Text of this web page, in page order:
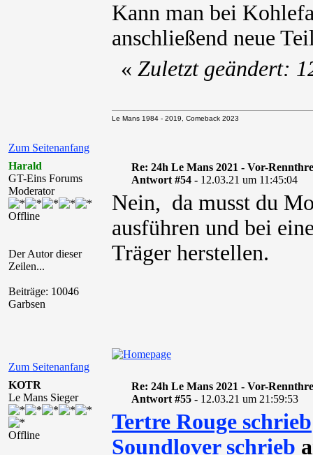
Kann man bei
anschließend neue
Zum Seitenanfang
« Zuletzt geändert:
Le Mans 1984 - 2019, Comeback 2023
Harald
GT-Eins Forums
Moderator
Offline
Der Autor dieser
Zeilen...
Beiträge: 10046
Garbsen
Re: 24h Le Mans 2021 - Vor-
Antwort #54 - 12.03.21 um 11:45:04
Nein, da musst du
ausführen und bei
Träger herstellen.
Zum Seitenanfang
KOTR
Le Mans Sieger
Offline
Re: 24h Le Mans 2021 - Vor-
Antwort #55 - 12.03.21 um 21:59:53
Tertre Rouge schrieb
Soundlover schrieb